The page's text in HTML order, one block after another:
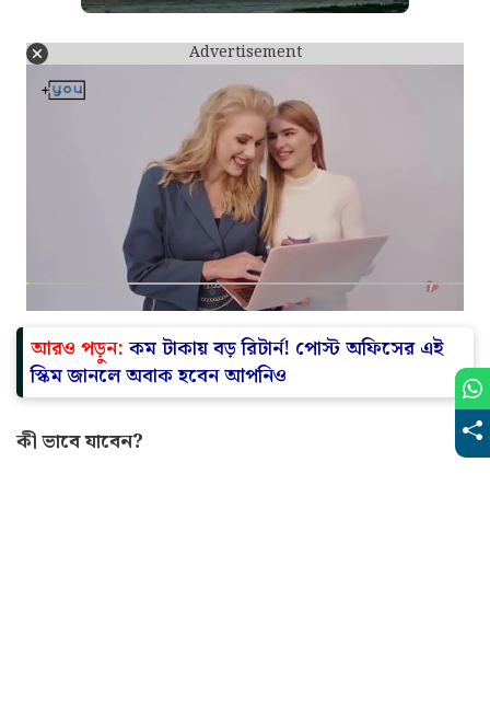
Advertisement
আরও পড়ুন:কম টাকায় বড় রিটার্ন! পোস্ট অফিসের এই
স্কিম জানলে অবাক হবেন আপনিও
কী ভাবে যাবেন?